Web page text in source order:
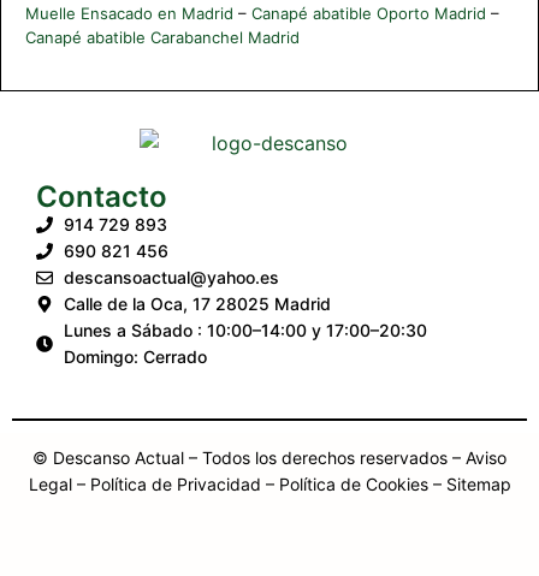
Muelle Ensacado en Madrid – Canapé abatible Oporto Madrid –
Canapé abatible Carabanchel Madrid
Contacto
914 729 893
690 821 456
descansoactual@yahoo.es
Calle de la Oca, 17 28025 Madrid
Lunes a Sábado : 10:00–14:00 y 17:00–20:30
Domingo: Cerrado
© Descanso Actual – Todos los derechos reservados – Aviso
Legal– Política de Privacidad – Política de Cookies– Sitemap